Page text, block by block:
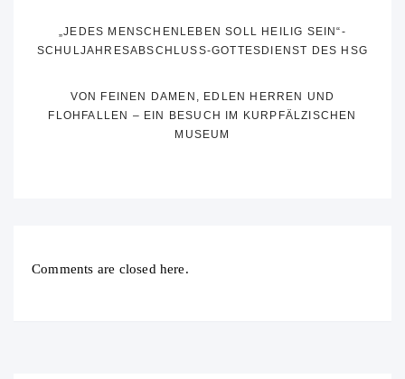
„JEDES MENSCHENLEBEN SOLL HEILIG SEIN“-
SCHULJAHRESABSCHLUSS-GOTTESDIENST DES HSG
VON FEINEN DAMEN, EDLEN HERREN UND
FLOHFALLEN – EIN BESUCH IM KURPFÄLZISCHEN
MUSEUM
Comments are closed here.